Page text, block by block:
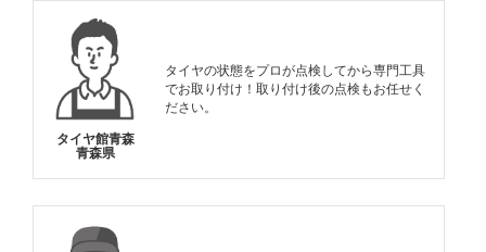
タイヤ館青森
青森県
タイヤの状態をプロが点検してから専門工具
でお取り付け！取り付け後の点検もお任せく
ださい。